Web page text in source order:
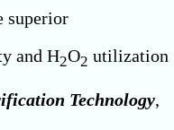
superior
and H2O2 utilization
Technology,